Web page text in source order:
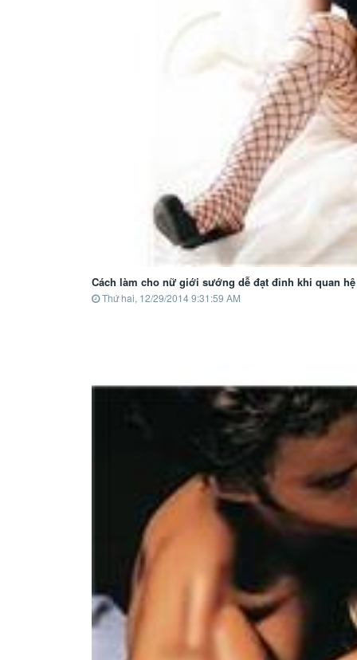
Cách làm cho nữ giới sướng dễ đạt đỉnh khi quan hệ
Thứ hai, 12/29/2014 9:31:59 AM